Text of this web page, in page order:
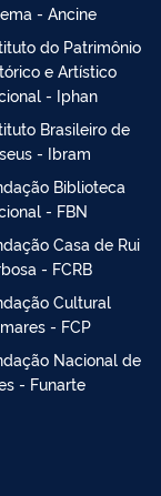
- Ancine
do Patrimônio
e Artístico
- Iphan
Brasileiro de
- Ibram
Biblioteca
- FBN
Casa de Rui
- FCRB
Cultural
- FCP
Nacional de
- Funarte